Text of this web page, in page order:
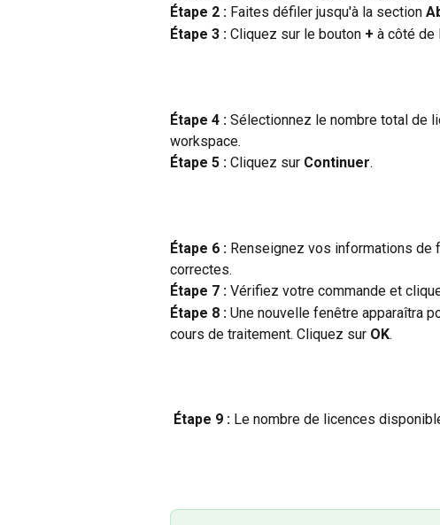
Étape 2 : Faites défiler jusqu'à la section
Étape 3 : Cliquez sur le bouton + à côté de
Étape 4 : Sélectionnez le nombre total de
workspace.
Étape 5 : Cliquez sur Continuer.
Étape 6 : Renseignez vos informations
correctes.
Étape 7 : Vérifiez votre commande et
Étape 8 : Une nouvelle fenêtre apparaîtra
cours de traitement. Cliquez sur OK.
Étape 9 : Le nombre de licences